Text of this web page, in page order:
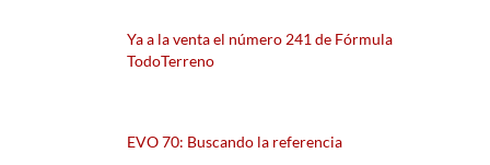
Ya a la venta el número 241 de Fórmula
TodoTerreno
EVO 70: Buscando la referencia